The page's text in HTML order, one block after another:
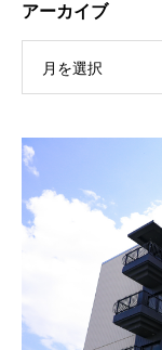
【受付終了】
アーカイブ
月を選択